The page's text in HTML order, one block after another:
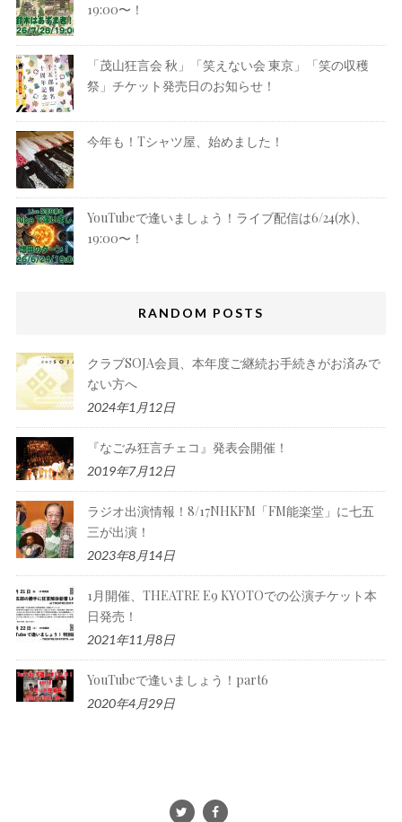
19:00〜！
「茂山狂言会 秋」「笑えない会 東京」「笑の収穫
祭」チケット発売日のお知らせ！
今年も！Tシャツ屋、始めました！
YouTubeで逢いましょう！ライブ配信は6/24(水)、
19:00〜！
RANDOM POSTS
クラブSOJA会員、本年度ご継続お手続きがお済みで
ない方へ
2024年1月12日
『なごみ狂言チェコ』発表会開催！
2019年7月12日
ラジオ出演情報！8/17NHKFM「FM能楽堂」に七五
三が出演！
2023年8月14日
1月開催、THEATRE E9 KYOTOでの公演チケット本
日発売！
2021年11月8日
YouTubeで逢いましょう！part6
2020年4月29日